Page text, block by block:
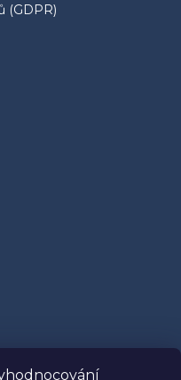
(GDPR)